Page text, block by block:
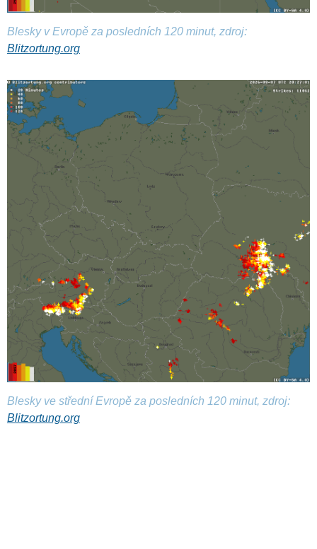
Blesky v Evropě za posledních 120 minut, zdroj:
Blitzortung.org
Blesky ve střední Evropě za posledních 120 minut, zdroj:
Blitzortung.org